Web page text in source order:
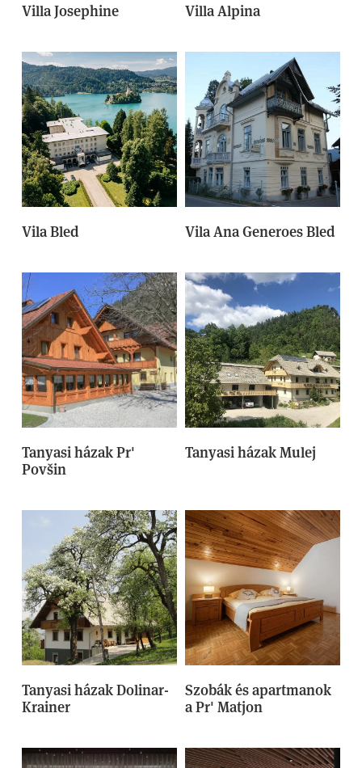
Villa Josephine Villa Alpina
Vila Bled Vila Ana Generoes Bled
Tanyasi házak Pr'
Povšin
Tanyasi házak Mulej
Tanyasi házak Dolinar-
Krainer
Szobák és apartmanok
a Pr' Matjon